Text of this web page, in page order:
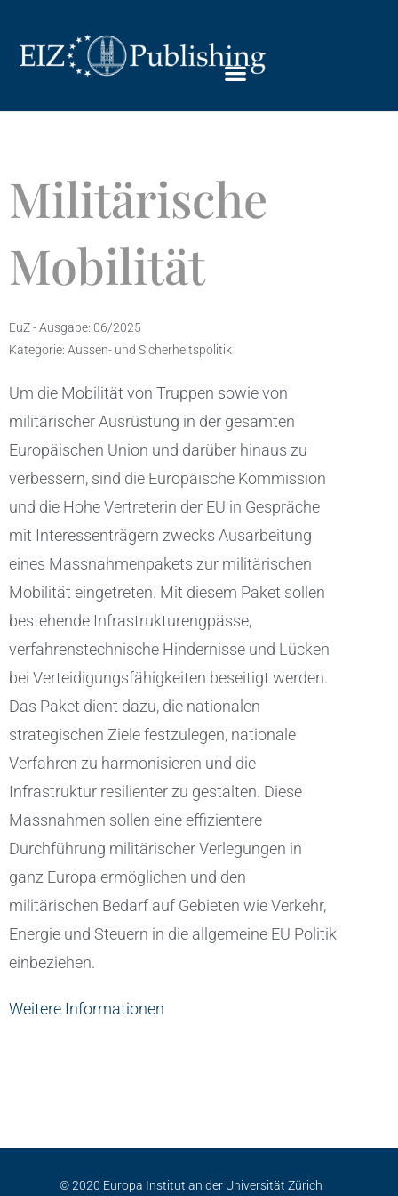
Militärische
Mobilität
EuZ - Ausgabe: 06/2025
Kategorie: Aussen- und Sicherheitspolitik
Um die Mobilität von Truppen sowie von
militärischer Ausrüstung in der gesamten
Europäischen Union und darüber hinaus zu
verbessern, sind die Europäische Kommission
und die Hohe Vertreterin der EU in Gespräche
mit Interessenträgern zwecks Ausarbeitung
eines Massnahmenpakets zur militärischen
Mobilität eingetreten. Mit diesem Paket sollen
bestehende Infrastrukturengpässe,
verfahrenstechnische Hindernisse und Lücken
bei Verteidigungsfähigkeiten beseitigt werden.
Das Paket dient dazu, die nationalen
strategischen Ziele festzulegen, nationale
Verfahren zu harmonisieren und die
Infrastruktur resilienter zu gestalten. Diese
Massnahmen sollen eine effizientere
Durchführung militärischer Verlegungen in
ganz Europa ermöglichen und den
militärischen Bedarf auf Gebieten wie Verkehr,
Energie und Steuern in die allgemeine EU Politik
einbeziehen.
Weitere Informationen
© 2020 Europa Institut an der Universität Zürich